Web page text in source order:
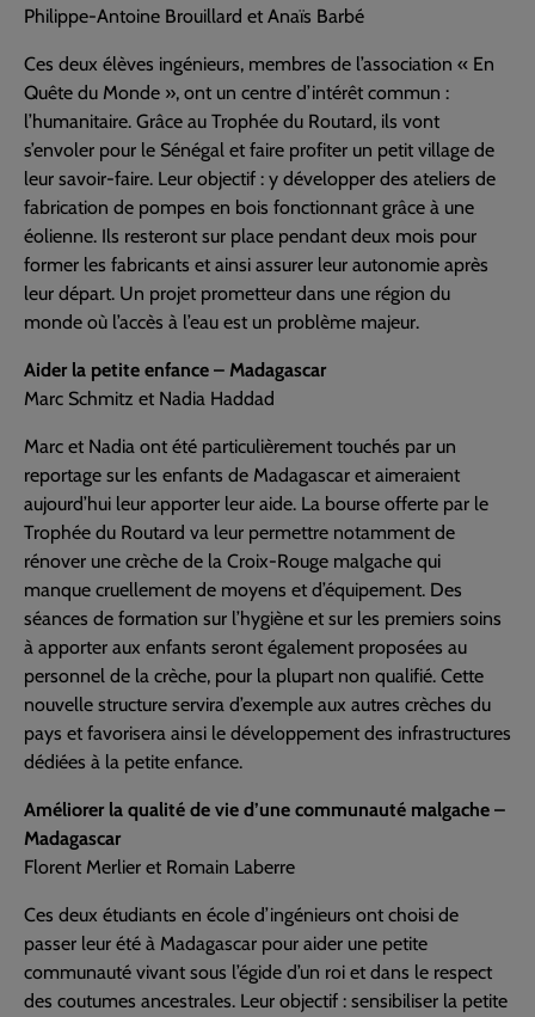
Philippe-Antoine Brouillard et Anaïs Barbé
Ces deux élèves ingénieurs, membres de l’association « En
Quête du Monde », ont un centre d’intérêt commun :
l’humanitaire. Grâce au Trophée du Routard, ils vont
s’envoler pour le Sénégal et faire profiter un petit village de
leur savoir-faire. Leur objectif : y développer des ateliers de
fabrication de pompes en bois fonctionnant grâce à une
éolienne. Ils resteront sur place pendant deux mois pour
former les fabricants et ainsi assurer leur autonomie après
leur départ. Un projet prometteur dans une région du
monde où l’accès à l’eau est un problème majeur.
Aider la petite enfance – Madagascar
Marc Schmitz et Nadia Haddad
Marc et Nadia ont été particulièrement touchés par un
reportage sur les enfants de Madagascar et aimeraient
aujourd’hui leur apporter leur aide. La bourse offerte par le
Trophée du Routard va leur permettre notamment de
rénover une crèche de la Croix-Rouge malgache qui
manque cruellement de moyens et d’équipement. Des
séances de formation sur l’hygiène et sur les premiers soins
à apporter aux enfants seront également proposées au
personnel de la crèche, pour la plupart non qualifié. Cette
nouvelle structure servira d’exemple aux autres crèches du
pays et favorisera ainsi le développement des infrastructures
dédiées à la petite enfance.
Améliorer la qualité de vie d’une communauté malgache –
Madagascar
Florent Merlier et Romain Laberre
Ces deux étudiants en école d’ingénieurs ont choisi de
passer leur été à Madagascar pour aider une petite
communauté vivant sous l’égide d’un roi et dans le respect
des coutumes ancestrales. Leur objectif : sensibiliser la petite